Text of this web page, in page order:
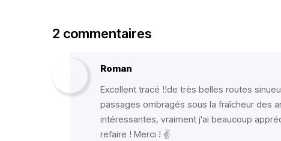
2 commentaires
Roman
Excellent tracé !!de très belles routes
passages ombragés sous la fraîcheur des
intéressantes, vraiment j'ai beaucoup
refaire ! Merci ! ✌️